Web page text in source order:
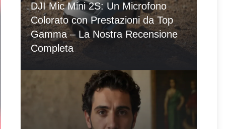
DJI Mic Mini 2S: Un Microfono
Colorato con Prestazioni da Top
Gamma – La Nostra Recensione
Completa